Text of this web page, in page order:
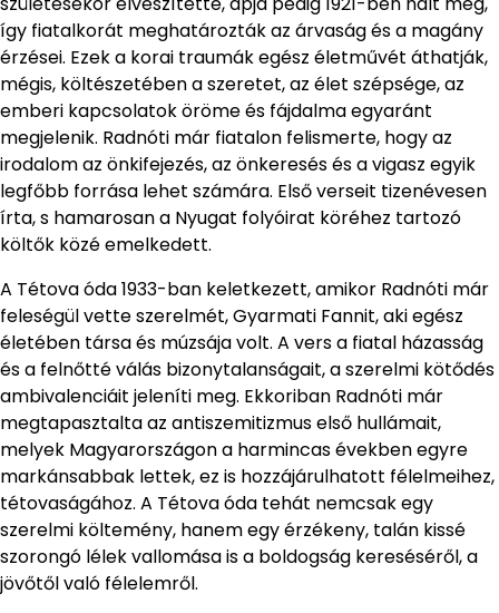
így fiatalkorát meghatározták az árvaság és a magány
érzései. Ezek a korai traumák egész életművét áthatják,
mégis, költészetében a szeretet, az élet szépsége, az
emberi kapcsolatok öröme és fájdalma egyaránt
megjelenik. Radnóti már fiatalon felismerte, hogy az
irodalom az önkifejezés, az önkeresés és a vigasz egyik
legfőbb forrása lehet számára. Első verseit tizenévesen
írta, s hamarosan a Nyugat folyóirat köréhez tartozó
költők közé emelkedett.
A Tétova óda 1933-ban keletkezett, amikor Radnóti már
feleségül vette szerelmét, Gyarmati Fannit, aki egész
életében társa és múzsája volt. A vers a fiatal házasság
és a felnőtté válás bizonytalanságait, a szerelmi kötődés
ambivalenciáit jeleníti meg. Ekkoriban Radnóti már
megtapasztalta az antiszemitizmus első hullámait,
melyek Magyarországon a harmincas években egyre
markánsabbak lettek, ez is hozzájárulhatott félelmeihez,
tétovaságához. A Tétova óda tehát nemcsak egy
szerelmi költemény, hanem egy érzékeny, talán kissé
szorongó lélek vallomása is a boldogság kereséséről, a
jövőtől való félelemről.